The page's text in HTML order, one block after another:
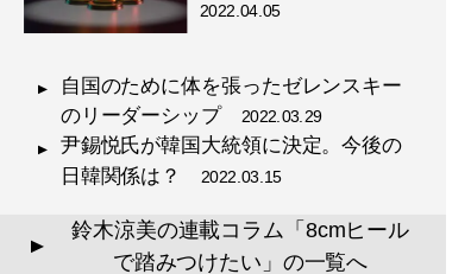
2022.04.05
自国のために体を張ったゼレンスキー
のリーダーシップ
2022.03.29
尹錫悦氏が韓国大統領に決定。今後の
日韓関係は？ 2022.03.15
▲
鈴木涼美の連載コラム「8cmヒール
で踏みつけたい」の一覧へ